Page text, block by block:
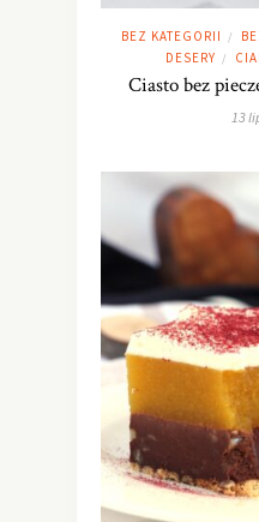
BEZ KATEGORII /
DESERY /
Ciasto bez
13